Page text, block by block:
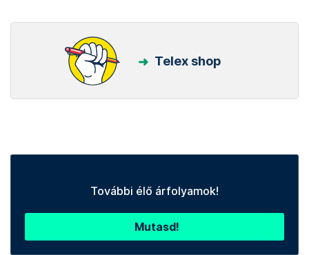
Telex shop
További élő árfolyamok!
Mutasd!